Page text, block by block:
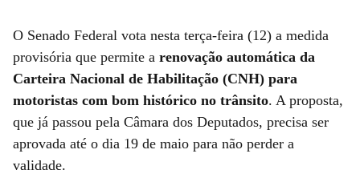
O Senado Federal vota nesta terça-feira (12) a medida
provisória que permite a renovação automática da
Carteira Nacional de Habilitação (CNH) para
motoristas com bom histórico no trânsito. A proposta,
que já passou pela Câmara dos Deputados, precisa ser
aprovada até o dia 19 de maio para não perder a
validade.